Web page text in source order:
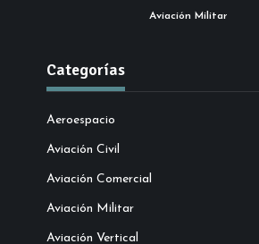
Aviación Militar
Categorías
Aeroespacio
Aviación Civil
Aviación Comercial
Aviación Militar
Aviación Vertical